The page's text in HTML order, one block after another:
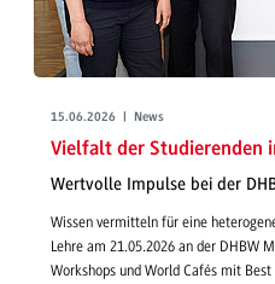
15.06.2026 | News
Vielfalt der Studierenden
Wertvolle Impulse bei der
Wissen vermitteln für eine
Lehre am 21.05.2026 an der DHBW
Workshops und World Cafés mit